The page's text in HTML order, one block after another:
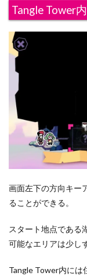
Tangle Tower
画面左下の方向キー
ることができる。
スタート地点である
可能なエリアは少し
Tangle Tower内には